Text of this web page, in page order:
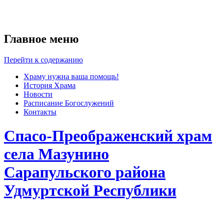
Главное меню
Перейти к содержанию
Храму нужна ваша помощь!
История Храма
Новости
Расписание Богослужений
Контакты
Спасо-Преображенский храм
села Мазунино
Сарапульского района
Удмуртской Республики